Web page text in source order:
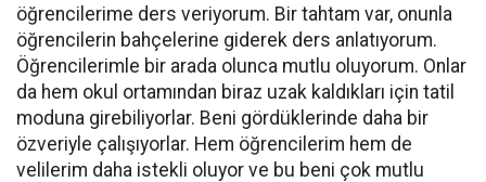
öğrencilerime ders veriyorum. Bir tahtam var, onunla
öğrencilerin bahçelerine giderek ders anlatıyorum.
Öğrencilerimle bir arada olunca mutlu oluyorum. Onlar
da hem okul ortamından biraz uzak kaldıkları için tatil
moduna girebiliyorlar. Beni gördüklerinde daha bir
özveriyle çalışıyorlar. Hem öğrencilerim hem de
velilerim daha istekli oluyor ve bu beni çok mutlu